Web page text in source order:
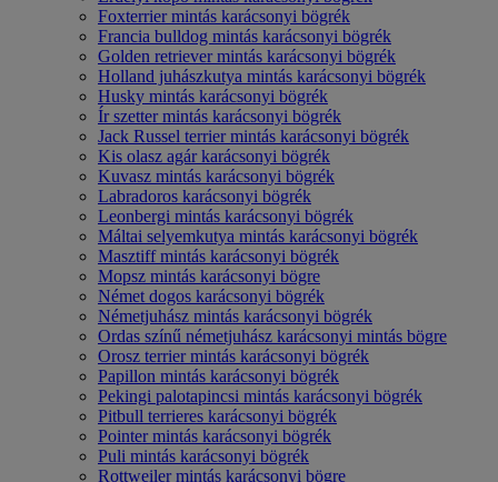
Foxterrier mintás karácsonyi bögrék
Francia bulldog mintás karácsonyi bögrék
Golden retriever mintás karácsonyi bögrék
Holland juhászkutya mintás karácsonyi bögrék
Husky mintás karácsonyi bögrék
Ír szetter mintás karácsonyi bögrék
Jack Russel terrier mintás karácsonyi bögrék
Kis olasz agár karácsonyi bögrék
Kuvasz mintás karácsonyi bögrék
Labradoros karácsonyi bögrék
Leonbergi mintás karácsonyi bögrék
Máltai selyemkutya mintás karácsonyi bögrék
Masztiff mintás karácsonyi bögrék
Mopsz mintás karácsonyi bögre
Német dogos karácsonyi bögrék
Németjuhász mintás karácsonyi bögrék
Ordas színű németjuhász karácsonyi mintás bögre
Orosz terrier mintás karácsonyi bögrék
Papillon mintás karácsonyi bögrék
Pekingi palotapincsi mintás karácsonyi bögrék
Pitbull terrieres karácsonyi bögrék
Pointer mintás karácsonyi bögrék
Puli mintás karácsonyi bögrék
Rottweiler mintás karácsonyi bögre